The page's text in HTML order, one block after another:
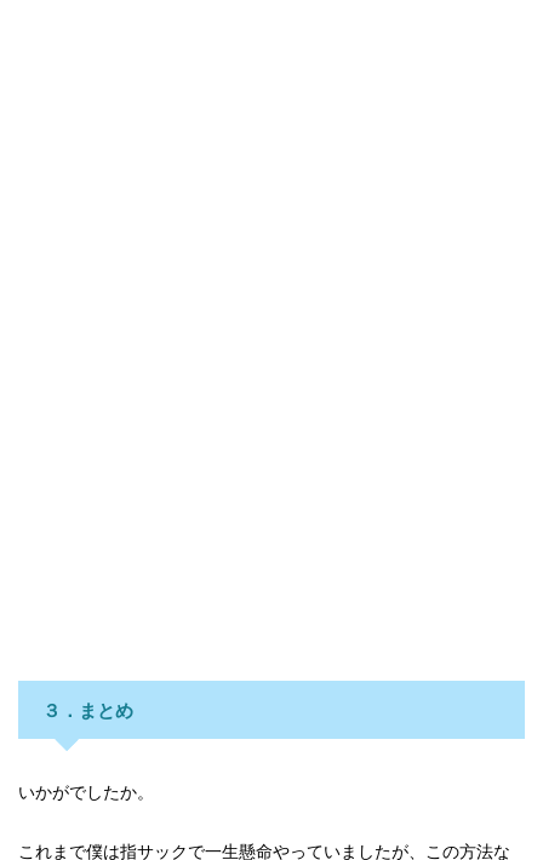
３．まとめ
いかがでしたか。
これまで僕は指サックで一生懸命やっていましたが、この方法な